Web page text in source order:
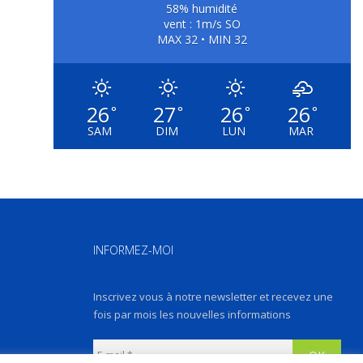
58% humidité
vent : 1m/s SO
MAX 32 • MIN 32
26°
SAM
27°
DIM
26°
LUN
26°
MAR
INFORMEZ-MOI
Inscrivez vous à notre newsletter et recevez une
fois par mois les nouvelles informations